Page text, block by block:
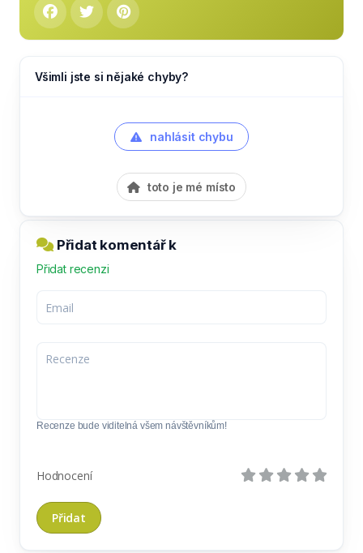
Všimli jste si nějaké chyby?
nahlásit chybu
toto je mé místo
Přidat komentář k
Přidat recenzi
Recenze bude viditelná všem návštěvníkům!
Hodnocení